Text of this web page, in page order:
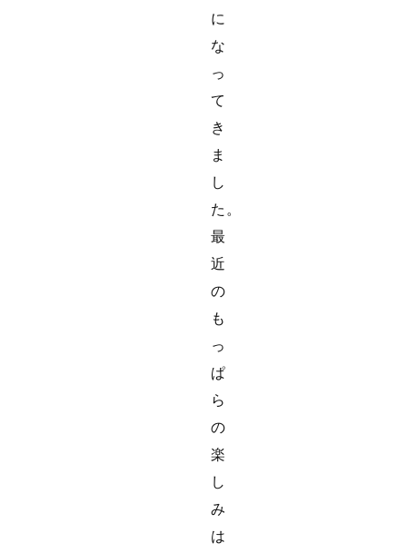
に
な
っ
て
き
ま
し
た。
最
近
の
も
っ
ぱ
ら
の
楽
し
み
は